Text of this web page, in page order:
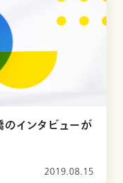
インタビューが
2019.08.15